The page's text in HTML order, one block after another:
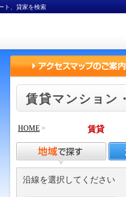
ト、貸家を検索
賃貸マンション
HOME > 賃貸
沿線を選択してください